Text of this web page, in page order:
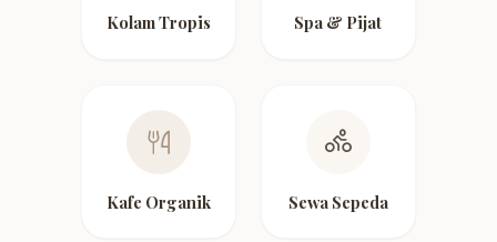
Kolam Tropis Spa & Pijat
Kafe Organik Sewa Sepeda